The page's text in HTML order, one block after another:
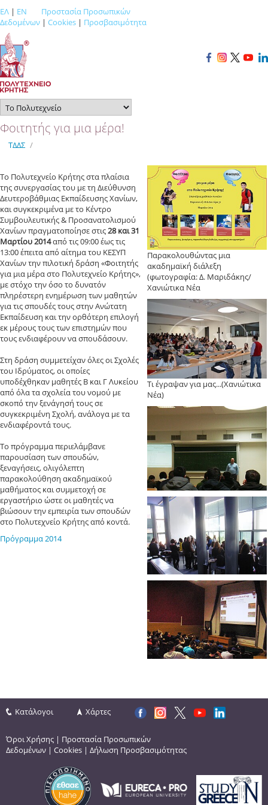
ΕΛ | EN
Προστασία Προσωπικών
Δεδομένων | Cookies | Προσβασιμότητα
Φοιτητής για μια μέρα!
ΤΔΔΣ /
Παρακολουθώντας μια
ακαδημαϊκή διάλεξη
(φωτογραφία: Δ. Μαριδάκης/
Χανιώτικα Νέα
Τι έγραψαν για μας...(Χανιώτικα
Νέα)
Το Πολυτεχνείο Κρήτης στα πλαίσια
της συνεργασίας του με τη Διεύθυνση
Δευτεροβάθμιας Εκπαίδευσης Χανίων,
και συγκεκριμένα με το Κέντρο
Συμβουλευτικής & Προσανατολισμού
Χανίων πραγματοποίησε στις28 και 31
Μαρτίου 2014από τις 09:00 έως τις
13:00 έπειτα από αίτημα του ΚΕΣΥΠ
Χανίων την πιλοτική δράση «Φοιτητής
για μια μέρα στο Πολυτεχνείο Κρήτης»,
με στόχο την όσο το δυνατόν
πληρέστερη ενημέρωση των μαθητών
για τις σπουδές τους στην Ανώτατη
Εκπαίδευση και την ορθότερη επιλογή
εκ μέρους τους των επιστημών που
τους ενδιαφέρουν να σπουδάσουν.
Στη δράση συμμετείχαν όλες οι Σχολές
του Ιδρύματος, οι οποίες
υποδέχθηκαν μαθητές Β και Γ Λυκείου
από όλα τα σχολεία του νομού με
σκοπό την ξενάγησή τους σε
συγκεκριμένη Σχολή, ανάλογα με τα
ενδιαφέροντά τους.
Το πρόγραμμα περιελάμβανε
παρουσίαση των σπουδών,
ξεναγήσεις, ολιγόλεπτη
παρακολούθηση ακαδημαϊκού
μαθήματος και συμμετοχή σε
εργαστήριο ώστε οι μαθητές να
βιώσουν την εμπειρία των σπουδών
στο Πολυτεχνείο Κρήτης από κοντά.
Πρόγραμμα 2014
Κατάλογοι Χάρτες
Όροι Χρήσης | Προστασία Προσωπικών
Δεδομένων | Cookies | Δήλωση Προσβασιμότητας